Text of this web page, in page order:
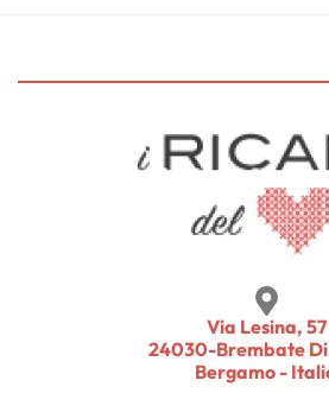
Via Lesina, 57
24030-Brembate
Bergamo -